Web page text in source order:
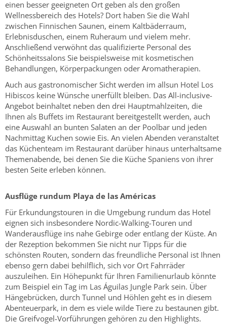
einen besser geeigneten Ort geben als den großen
Wellnessbereich des Hotels? Dort haben Sie die Wahl
zwischen Finnischen Saunen, einem Kaltbäderraum,
Erlebnisduschen, einem Ruheraum und vielem mehr.
Anschließend verwöhnt das qualifizierte Personal des
Schönheitssalons Sie beispielsweise mit kosmetischen
Behandlungen, Körperpackungen oder Aromatherapien.
Auch aus gastronomischer Sicht werden im allsun Hotel Los
Hibiscos keine Wünsche unerfüllt bleiben. Das All-inclusive-
Angebot beinhaltet neben den drei Hauptmahlzeiten, die
Ihnen als Buffets im Restaurant bereitgestellt werden, auch
eine Auswahl an bunten Salaten an der Poolbar und jeden
Nachmittag Kuchen sowie Eis. An vielen Abenden veranstaltet
das Küchenteam im Restaurant darüber hinaus unterhaltsame
Themenabende, bei denen Sie die Küche Spaniens von ihrer
besten Seite erleben können.
Ausflüge rundum Playa de las Américas
Für Erkundungstouren in die Umgebung rundum das Hotel
eignen sich insbesondere Nordic-Walking-Touren und
Wanderausflüge ins nahe Gebirge oder entlang der Küste. An
der Rezeption bekommen Sie nicht nur Tipps für die
schönsten Routen, sondern das freundliche Personal ist Ihnen
ebenso gern dabei behilflich, sich vor Ort Fahrräder
auszuleihen. Ein Höhepunkt für Ihren Familienurlaub könnte
zum Beispiel ein Tag im Las Águilas Jungle Park sein. Über
Hängebrücken, durch Tunnel und Höhlen geht es in diesem
Abenteuerpark, in dem es viele wilde Tiere zu bestaunen gibt.
Die Greifvogel-Vorführungen gehören zu den Highlights.